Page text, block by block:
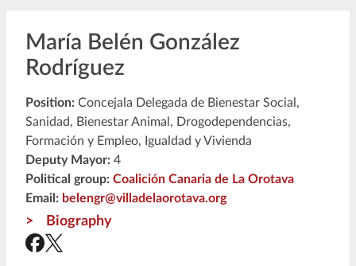
María Belén González
Rodríguez
Position: Concejala Delegada de Bienestar Social,
Sanidad, Bienestar Animal, Drogodependencias,
Formación y Empleo, Igualdad y Vivienda
Deputy Mayor: 4
Political group: Coalición Canaria de La Orotava
Email: belengr@villadelaorotava.org
Biography